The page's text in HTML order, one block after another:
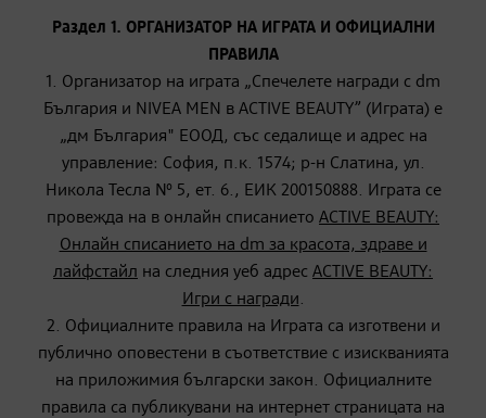
Раздел 1. ОРГАНИЗАТОР НА ИГРАТА И ОФИЦИАЛНИ
ПРАВИЛА
1. Организатор на играта „Спечелете награди с dm
България и NIVEA MEN в ACTIVE BEAUTY” (Играта) е
„дм България" ЕООД, със седалище и адрес на
управление: София, п.к. 1574; р-н Слатина, ул.
Никола Тесла № 5, ет. 6., ЕИК 200150888. Играта се
провежда на в онлайн списанието ACTIVE BEAUTY:
Онлайн списанието на dm за красота, здраве и
лайфстайл на следния уеб адрес ACTIVE BEAUTY:
Игри с награди.
2. Официалните правила на Играта са изготвени и
публично оповестени в съответствие с изискванията
на приложимия български закон. Официалните
правила са публикувани на интернет страницата на